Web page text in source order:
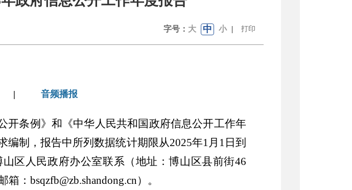
字号： 大 中 小 | 打印
|音频播报
开条例》和《中华人民共和国政府信息公开工作年
编制，报告中所列数据统计期限从2025年1月1日到
山区人民政府办公室联系（地址：博山区县前街46
箱： bsqzfb@zb.shandong.cn）。